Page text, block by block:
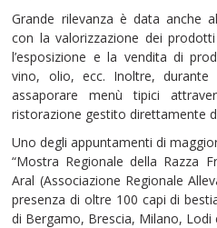
Grande rilevanza è data anche
con la valorizzazione dei
l’esposizione e la vendita di
vino, olio, ecc. Inoltre, durante
assaporare menù tipici
ristorazione gestito direttamente
Uno degli appuntamenti di
“Mostra Regionale della Razza
Aral (Associazione Regionale
presenza di oltre 100 capi di
di Bergamo, Brescia, Milano, Lodi